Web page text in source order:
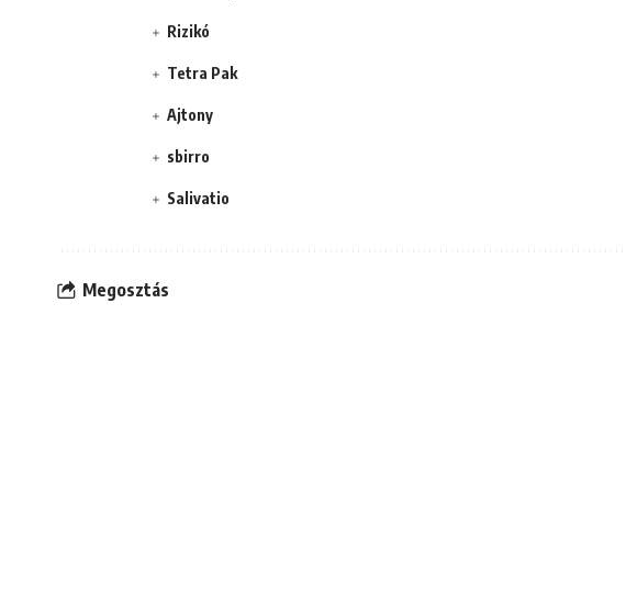
Rizikó
Tetra Pak
Ajtony
sbirro
Salivatio
Megosztás